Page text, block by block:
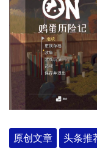
原创文章 头条推